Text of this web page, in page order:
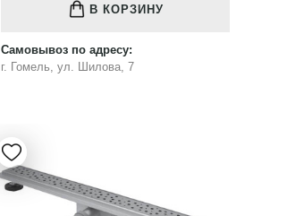
В КОРЗИНУ
Самовывоз по адресу:
г. Гомель, ул. Шилова, 7